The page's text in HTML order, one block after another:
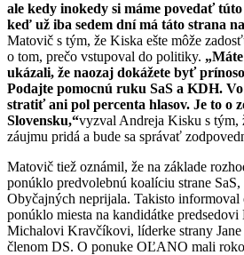
ale kedy inokedy si máme povedať
keď už iba sedem dní má táto strana
Matovič s tým, že Kiska ešte môže
o tom, prečo vstupoval do politiky.
ukázali, že naozaj dokážete byť
Podajte pomocnú ruku SaS a KDH.
stratiť ani pol percenta hlasov. Je to o
Slovensku,“vyzval Andreja Kisku s
záujmu pridá a bude sa správať
Matovič tiež oznámil, že na základe
ponúklo predvolebnú koalíciu strane
Obyčajných neprijala. Takisto
ponúklo miesta na kandidátke
Michalovi Kravčíkovi, líderke strany
členom DS. O ponuke OĽANO mali